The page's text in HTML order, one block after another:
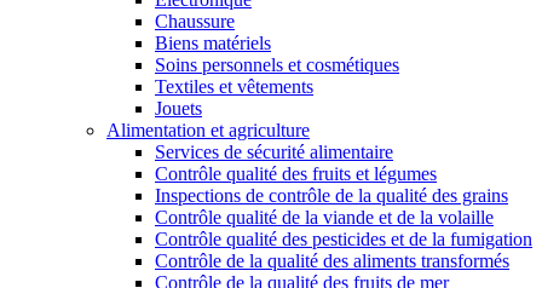
Chaussure
Biens matériels
Soins personnels et cosmétiques
Textiles et vêtements
Jouets
Alimentation et agriculture
Services de sécurité alimentaire
Contrôle qualité des fruits et légumes
Inspections de contrôle de la qualité des grains
Contrôle qualité de la viande et de la volaille
Contrôle qualité des pesticides et de la fumigation
Contrôle de la qualité des aliments transformés
Contrôle de la qualité des fruits de mer